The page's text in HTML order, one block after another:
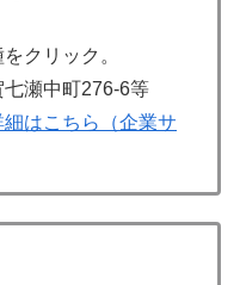
クリック。
七瀬中町276-6等
はこちら（企業サ